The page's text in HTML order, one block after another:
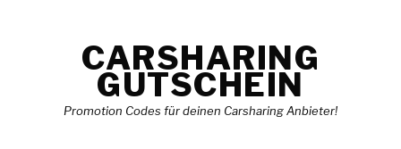
CARSHARING
GUTSCHEIN
Promotion Codes für deinen Carsharing Anbieter!